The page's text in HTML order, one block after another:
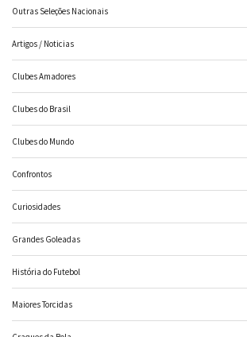
Outras Seleções Nacionais
Artigos / Noticias
Clubes Amadores
Clubes do Brasil
Clubes do Mundo
Confrontos
Curiosidades
Grandes Goleadas
História do Futebol
Maiores Torcidas